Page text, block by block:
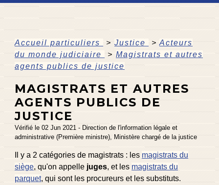
Accueil particuliers > Justice > Acteurs
du monde judiciaire
> Magistrats et autres
agents publics de justice
MAGISTRATS ET AUTRES
AGENTS PUBLICS DE
JUSTICE
Vérifié le 02 Jun 2021 - Direction de l'information légale et
administrative (Première ministre), Ministère chargé de la justice
Il y a 2 catégories de magistrats : les magistrats du
siège, qu'on appelle juges, et les magistrats du
parquet, qui sont les procureurs et les substituts.